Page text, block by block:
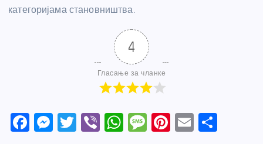
категоријама становништва.
4
Гласање за чланке
F
M T
Vi W M Pi E